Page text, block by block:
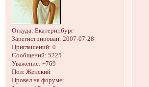
Откуда: Екатеринбург
Зарегистрирован: 2007-07-28
Приглашений: 0
Сообщений: 5225
Уважение: +769
Пол: Женский
Провел на форуме: